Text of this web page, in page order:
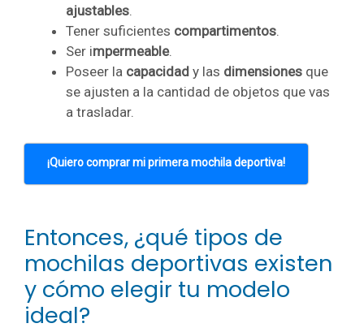
ajustables.
Tener suficientes compartimentos.
Ser impermeable.
Poseer la capacidad y las dimensiones que
se ajusten a la cantidad de objetos que vas
a trasladar.
¡Quiero comprar mi primera mochila deportiva!
Entonces, ¿qué tipos de
mochilas deportivas existen
y cómo elegir tu modelo
ideal?